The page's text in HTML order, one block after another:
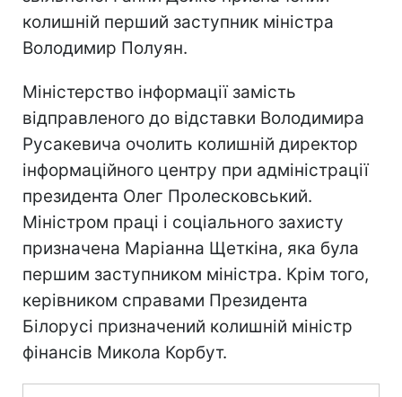
колишній перший заступник міністра
Володимир Полуян.
Міністерство інформації замість
відправленого до відставки Володимира
Русакевича очолить колишній директор
інформаційного центру при адміністрації
президента Олег Пролесковський.
Міністром праці і соціального захисту
призначена Маріанна Щеткіна, яка була
першим заступником міністра. Крім того,
керівником справами Президента
Білорусі призначений колишній міністр
фінансів Микола Корбут.